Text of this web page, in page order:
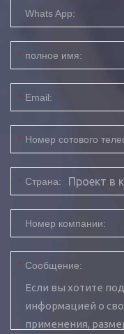
Whats App:
* полное имя:
* Email:
* Номер сотового
* Страна:
Номер компании:
* Сообщение: